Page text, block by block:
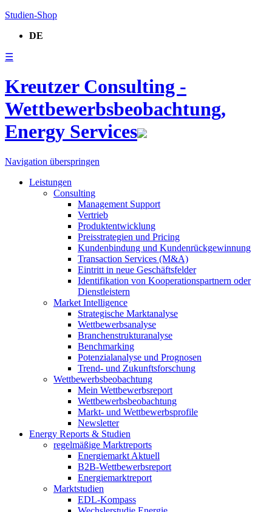
Studien-Shop
DE
☰
Kreutzer Consulting -
Wettbewerbsbeobachtung,
Energy Services
Navigation überspringen
Leistungen
Consulting
Management Support
Vertrieb
Produktentwicklung
Preisstrategien und Pricing
Kundenbindung und Kundenrückgewinnung
Transaction Services (M&A)
Eintritt in neue Geschäftsfelder
Identifikation von Kooperationspartnern oder
Dienstleistern
Market Intelligence
Strategische Marktanalyse
Wettbewerbsanalyse
Branchenstrukturanalyse
Benchmarking
Potenzialanalyse und Prognosen
Trend- und Zukunftsforschung
Wettbewerbs­beobachtung
Mein Wettbewerbsreport
Wettbewerbsbeobachtung
Markt- und Wettbewerbsprofile
Newsletter
Energy Reports & Studien
regelmäßige Marktreports
Energiemarkt Aktuell
B2B-Wettbewerbsreport
Energiemarktreport
Marktstudien
EDL-Kompass